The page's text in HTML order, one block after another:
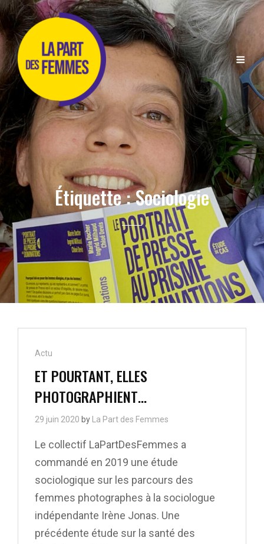
Étiquette :Sociologie
Cat
Links
Actu
ET POURTANT, ELLES
PHOTOGRAPHIENT…
29 juin 2020 by La Part des Femmes
Le collectif LaPartDesFemmes a
commandé en 2019 une étude
sociologique sur les parcours des
femmes photographes à la sociologue
indépendante Irène Jonas. Une
précédente étude sur la santé des